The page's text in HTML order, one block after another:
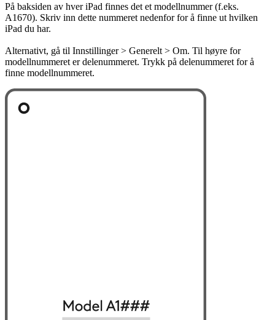
På baksiden av hver iPad finnes det et modellnummer (f.eks.
A1670). Skriv inn dette nummeret nedenfor for å finne ut hvilken
iPad du har.
Alternativt, gå til Innstillinger > Generelt > Om. Til høyre for
modellnummeret er delenummeret. Trykk på delenummeret for å
finne modellnummeret.